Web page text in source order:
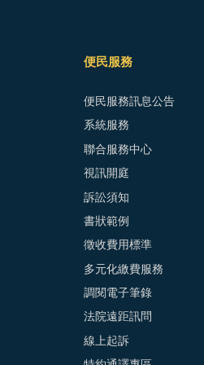
便民服務
便民服務訊息公告
系統服務
聯合服務中心
視訊開庭
訴訟須知
書狀範例
徵收費用標準
多元化繳費服務
調閱電子筆錄
法院遠距訊問
線上起訴